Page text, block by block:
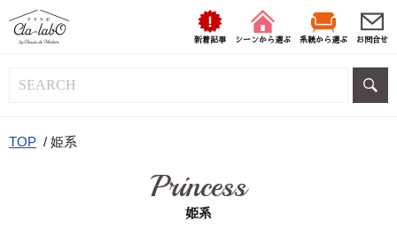
新着記事 シーンから選ぶ 系統から選ぶ お問合せ
TOP / 姫系
Princess
姫系